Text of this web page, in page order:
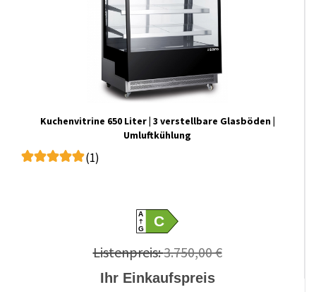
Kuchenvitrine 650 Liter | 3 verstellbare Glasböden |
Umluftkühlung
(1)
A
GC
Listenpreis:3.750,00 €
Ihr Einkaufspreis